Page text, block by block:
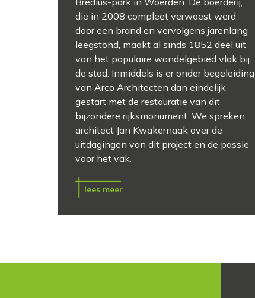
die in 2008 compleet verwoest werd
door een brand en vervolgens jarenlang
leegstond, maakt al sinds 1852 deel uit
van het populaire wandelgebied vlak bij
de stad. Inmiddels is er onder begeleiding
van Arco Architecten dan eindelijk
gestart met de restauratie van dit
bijzondere rijksmonument. We spreken
architect Jan Kwakernaak over de
uitdagingen van dit project en de passie
voor het vak.
lees meer